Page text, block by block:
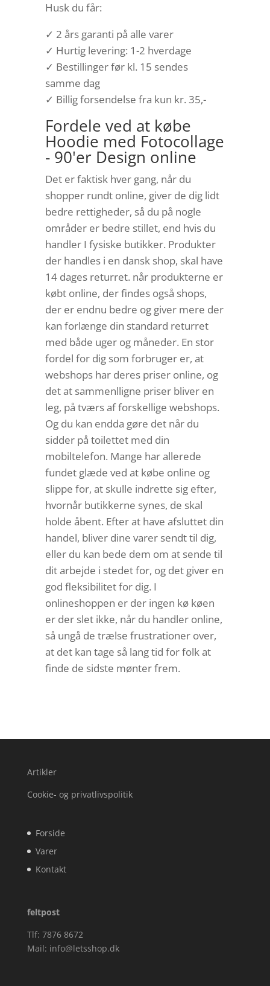
Husk du får:
✓ 2 års garanti på alle varer
✓ Hurtig levering: 1-2 hverdage
✓ Bestillinger før kl. 15 sendes
samme dag
✓ Billig forsendelse fra kun kr. 35,-
Fordele ved at købe
Hoodie med Fotocollage
- 90'er Design online
Det er faktisk hver gang, når du
shopper rundt online, giver de dig lidt
bedre rettigheder, så du på nogle
områder er bedre stillet, end hvis du
handler I fysiske butikker. Produkter
der handles i en dansk shop, skal have
14 dages returret. når produkterne er
købt online, der findes også shops,
der er endnu bedre og giver mere der
kan forlænge din standard returret
med både uger og måneder. En stor
fordel for dig som forbruger er, at
webshops har deres priser online, og
det at sammenlligne priser bliver en
leg, på tværs af forskellige webshops.
Og du kan endda gøre det når du
sidder på toilettet med din
mobiltelefon. Mange har allerede
fundet glæde ved at købe online og
slippe for, at skulle indrette sig efter,
hvornår butikkerne synes, de skal
holde åbent. Efter at have afsluttet din
handel, bliver dine varer sendt til dig,
eller du kan bede dem om at sende til
dit arbejde i stedet for, og det giver en
god fleksibilitet for dig. I
onlineshoppen er der ingen kø køen
er der slet ikke, når du handler online,
så ungå de trælse frustrationer over,
at det kan tage så lang tid for folk at
finde de sidste mønter frem.
Artikler
Cookie- og privatlivspolitik
Forside
Varer
Kontakt
feltpost
Tlf: 7876 8672
Mail: info@letsshop.dk